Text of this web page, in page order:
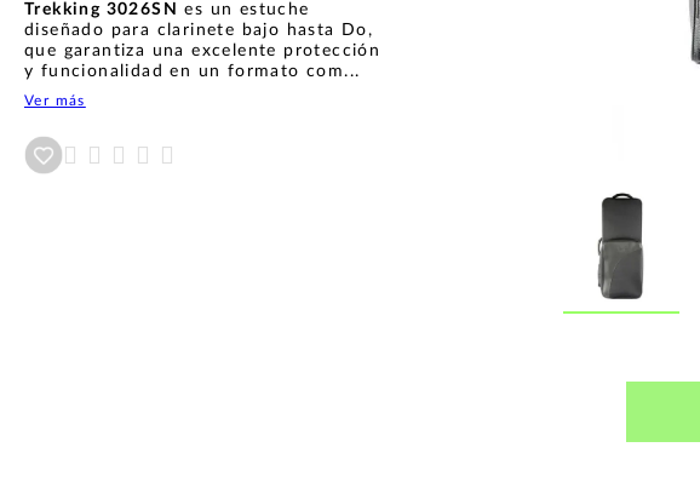
Trekking 3026SN
es un estuche
diseñado para clarinete bajo hasta Do,
que garantiza una excelente protección
y funcionalidad en un formato com...
Ver más